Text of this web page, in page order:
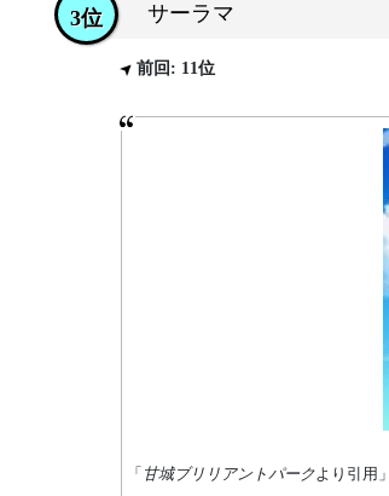
サーラマ
3位
前回: 11位
「 甘城ブリリアントパークより引用」